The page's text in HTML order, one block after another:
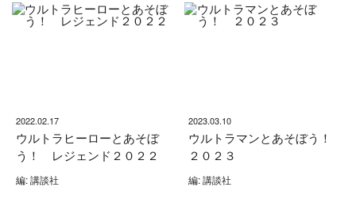
2022.02.17
ウルトラヒーローとあそぼ
う！ レジェンド２０２２
編: 講談社
2023.03.10
ウルトラマンとあそぼう！
２０２３
編: 講談社